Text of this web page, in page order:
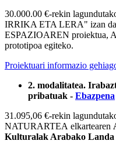
30.000.00 €-rekin
IRRIKA ETA LERA" izan
ESPAZIOAREN proiektua,
prototipoa egiteko.
Proiektuari informazio
2. modalitatea.
pribatuak - Ebazpena
31.095,06 €-rekin
NATURARTEA elkartearen
Kulturalak Arabako Landa